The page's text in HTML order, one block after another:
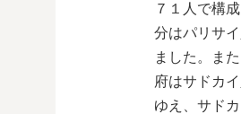
７１人で構
分はパリサ
ました。ま
府はサドカ
ゆえ、サド